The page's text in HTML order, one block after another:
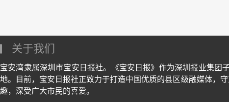
关于我们
宝安湾隶属深圳市宝安日报社。《宝安日报》作为深圳报业集
地。目前，宝安日报社正致力于打造中国优质的县区级融媒体，
趣，深受广大市民的喜爱。